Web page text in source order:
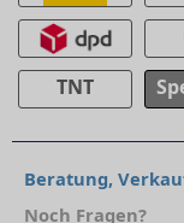
TNT
Beratung,
Noch Fragen?